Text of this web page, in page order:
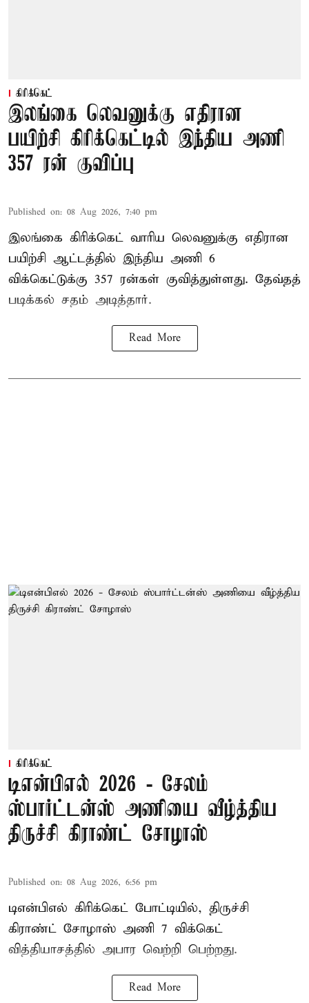
கிரிக்கெட்
இலங்கை லெவனுக்கு எதிரான
பயிற்சி கிரிக்கெட்டில் இந்திய அணி
357 ரன் குவிப்பு
Published on: 08 Aug 2026, 7:40 pm
இலங்கை கிரிக்கெட் வாரிய லெவனுக்கு எதிரான
பயிற்சி ஆட்டத்தில் இந்திய அணி 6
விக்கெட்டுக்கு 357 ரன்கள் குவித்துள்ளது. தேவ்தத்
படிக்கல் சதம் அடித்தார்.
Read More
கிரிக்கெட்
டிஎன்பிஎல் 2026 - சேலம்
ஸ்பார்ட்டன்ஸ் அணியை வீழ்த்திய
திருச்சி கிராண்ட் சோழாஸ்
Published on: 08 Aug 2026, 6:56 pm
டிஎன்பிஎல் கிரிக்கெட் போட்டியில், திருச்சி
கிராண்ட் சோழாஸ் அணி 7 விக்கெட்
வித்தியாசத்தில் அபார வெற்றி பெற்றது.
Read More